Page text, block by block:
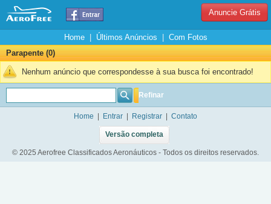
Anuncie Grátis
Home| Últimos Anúncios
Com Fotos
Parapente (0)
Nenhum anúncio que correspondesse à sua busca foi encontrado!
Refinar
Home Entrar Registrar Contato
Versão completa
© 2025 Aerofree Classificados Aeronáuticos - Todos os direitos reservados.